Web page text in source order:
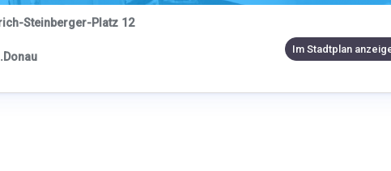
Steinberger-Platz 12
Im Stadtplan